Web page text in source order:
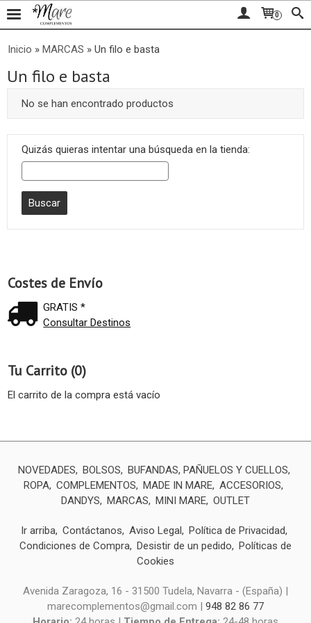
0
Costes de Envío
GRATIS *
Consultar Destinos
Tu Carrito (0)
El carrito de la compra está vacío
Inicio » MARCAS » Un filo e basta
Un filo e basta
No se han encontrado productos
Quizás quieras intentar una búsqueda en la tienda:
NOVEDADES BOLSOS
BUFANDAS, PAÑUELOS Y CUELLOS
ROPA COMPLEMENTOS MADE IN MARE ACCESORIOS
DANDYS
MARCAS MINI MARE OUTLET
Ir arriba Contáctanos Aviso Legal
Política de Privacidad
Condiciones de Compra
Desistir de un pedido
Políticas de
Cookies
Avenida Zaragoza, 16 - 31500 Tudela, Navarra - (España) |
marecomplementos@gmail.com | 948 82 86 77